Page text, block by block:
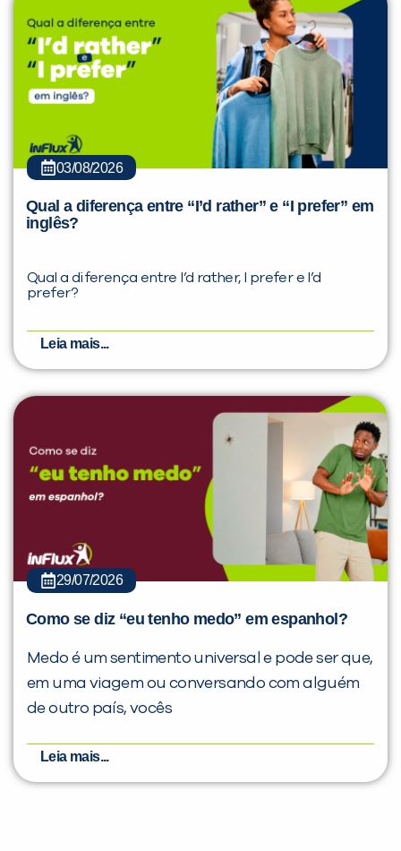
03/08/2026
Qual a diferença entre “I’d rather” e “I prefer” em
inglês?
Qual a diferença entre I’d rather, I prefer e I’d
prefer?
Leia mais...
29/07/2026
Como se diz “eu tenho medo” em espanhol?
Medo é um sentimento universal e pode ser que,
em uma viagem ou conversando com alguém
de outro país, vocês
Leia mais...